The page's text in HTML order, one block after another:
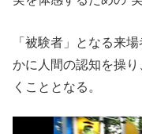
「被験者」となる来
かに人間の認知を操
くこととなる。